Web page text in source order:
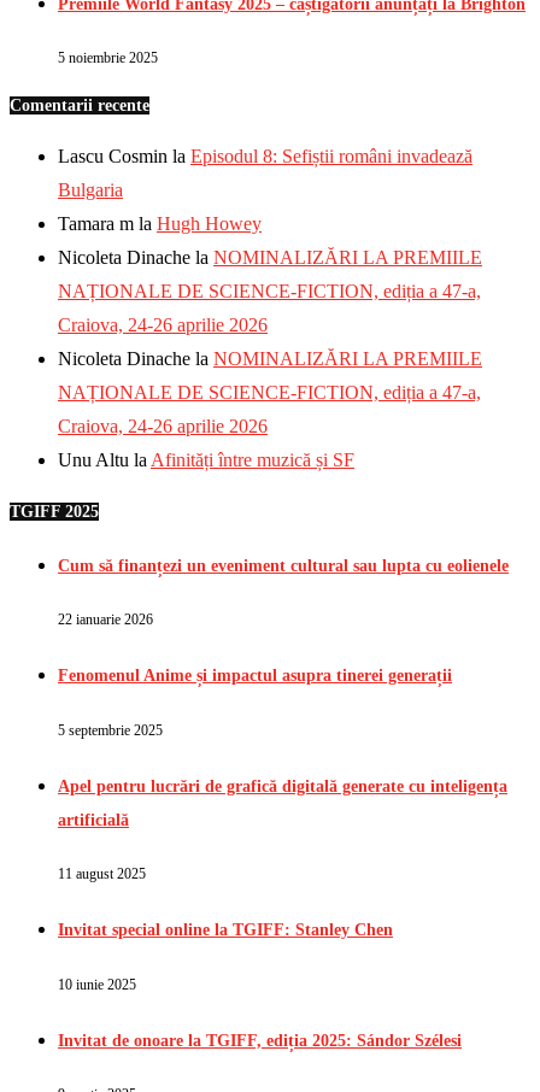
Premiile World Fantasy 2025 – câștigătorii anunțați la Brighton
5 noiembrie 2025
Comentarii recente
Lascu Cosmin la Episodul 8: Sefiștii români invadează
Bulgaria
Tamara m la Hugh Howey
Nicoleta Dinache la NOMINALIZĂRI LA PREMIILE
NAȚIONALE DE SCIENCE-FICTION, ediția a 47-a,
Craiova, 24-26 aprilie 2026
Nicoleta Dinache la NOMINALIZĂRI LA PREMIILE
NAȚIONALE DE SCIENCE-FICTION, ediția a 47-a,
Craiova, 24-26 aprilie 2026
Unu Altu la Afinități între muzică și SF
TGIFF 2025
Cum să finanțezi un eveniment cultural sau lupta cu eolienele
22 ianuarie 2026
Fenomenul Anime și impactul asupra tinerei generații
5 septembrie 2025
Apel pentru lucrări de grafică digitală generate cu inteligența
artificială
11 august 2025
Invitat special online la TGIFF: Stanley Chen
10 iunie 2025
Invitat de onoare la TGIFF, ediția 2025: Sándor Szélesi